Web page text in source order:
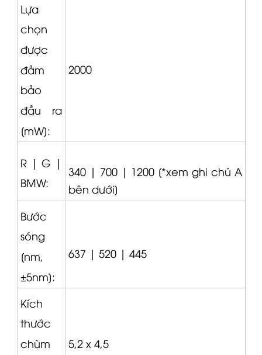
Lựa
chọn
được
đảm
bảo
đầu ra
[mW]:
2000
R |G |
BMW:
340 | 700 | 1200 [*xem ghi chú A
bên dưới]
Bước
sóng
[nm,
±5nm]:
637 | 520 | 445
Kích
thước
chùm
5,2 x 4,5